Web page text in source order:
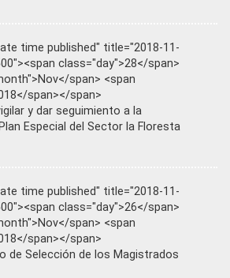
time published" title="2018-11-
class="day">28</span>
span> <span
span></span>
y dar seguimiento a la
Especial del Sector la Floresta
time published" title="2018-11-
class="day">26</span>
span> <span
span></span>
de Selección de los Magistrados